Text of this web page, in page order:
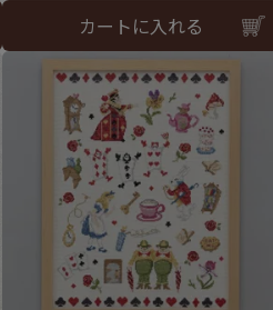
カートに入れる